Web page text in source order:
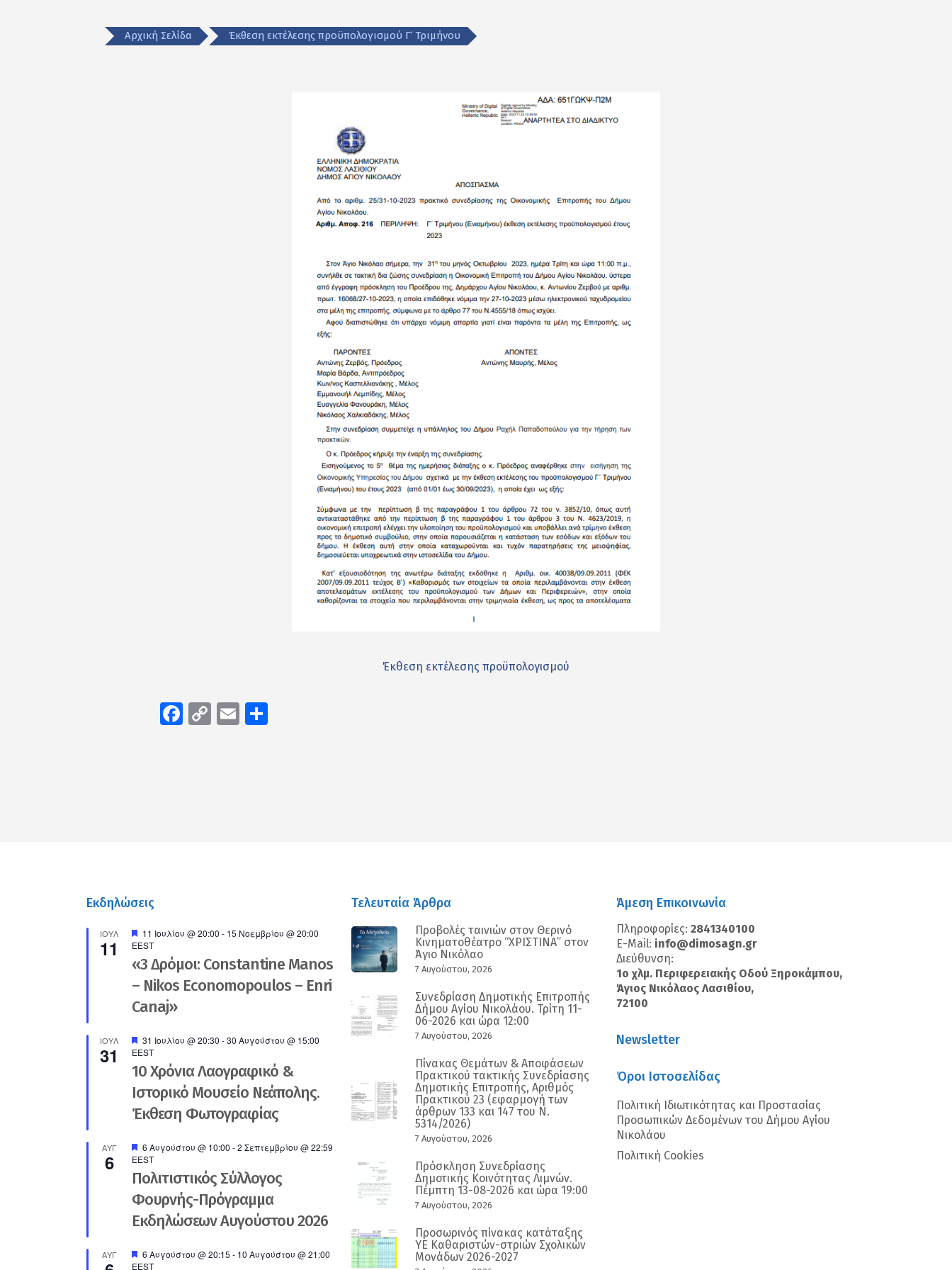
Αρχική Σελίδα Έκθεση εκτέλεσης προϋπολογισμού Γ΄ Τριμήνου
Έκθεση εκτέλεσης προϋπολογισμού
Facebook
CopyEmail
Εκδηλώσεις
ΙΟΎΛ
11
Προτεινόμενο
11 Ιουλίου @ 20:00 - 15 Νοεμβρίου @ 20:00
EEST
«3 Δρόμοι: Constantine Manos
– Nikos Economopoulos – Enri
Canaj»
ΙΟΎΛ
31
Προτεινόμενο
31 Ιουλίου @ 20:30 -30 Αυγούστου @ 15:00
EEST
10 Χρόνια Λαογραφικό &
Ιστορικό Μουσείο Νεάπολης.
Έκθεση Φωτογραφίας
ΑΥΓ
6
Προτεινόμενο
6 Αυγούστου @ 10:00 -2 Σεπτεμβρίου @ 22:59
EEST
Πολιτιστικός Σύλλογος
Φουρνής-Πρόγραμμα
Εκδηλώσεων Αυγούστου 2026
ΑΥΓ Προτεινόμενο
6 Αυγούστου @ 20:15 - 10 Αυγούστου @ 21:00
EEST
Τελευταία Άρθρα
Προβολές ταινιών στον Θερινό
Κινηματοθέατρο “ΧΡΙΣΤΙΝΑ” στον
Άγιο Νικόλαο
7 Αυγούστου, 2026
Συνεδρίαση Δημοτικής Επιτροπής
Δήμου Αγίου Νικολάου. Τρίτη 11-
06-2026 και ώρα 12:00
7 Αυγούστου, 2026
Πίνακας Θεμάτων & Αποφάσεων
Πρακτικού τακτικής Συνεδρίασης
Δημοτικής Επιτροπής, Αριθμός
Πρακτικού 23 (εφαρμογή των
άρθρων 133 και 147 του Ν.
5314/2026)
7 Αυγούστου, 2026
Πρόσκληση Συνεδρίασης
Δημοτικής Κοινότητας Λιμνών.
Πέμπτη 13-08-2026 και ώρα 19:00
7 Αυγούστου, 2026
Προσωρινός πίνακας κατάταξης
ΥΕ Καθαριστών-στριών Σχολικών
Μονάδων 2026-2027
Άμεση Επικοινωνία
Πληροφορίες: 2841340100
E-Mail: info@dimosagn.gr
Διεύθυνση:
1ο χλμ. Περιφερειακής Οδού Ξηροκάμπου,
Άγιος Νικόλαος Λασιθίου,
72100
Newsletter
Όροι Ιστοσελίδας
Πολιτική Ιδιωτικότητας και Προστασίας
Προσωπικών Δεδομένων του Δήμου Αγίου
Νικολάου
Πολιτική Cookies